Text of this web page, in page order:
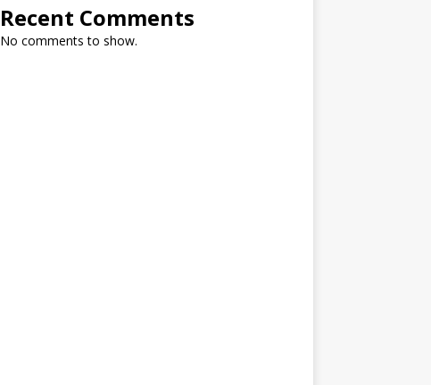
Recent Comments
No comments to show.